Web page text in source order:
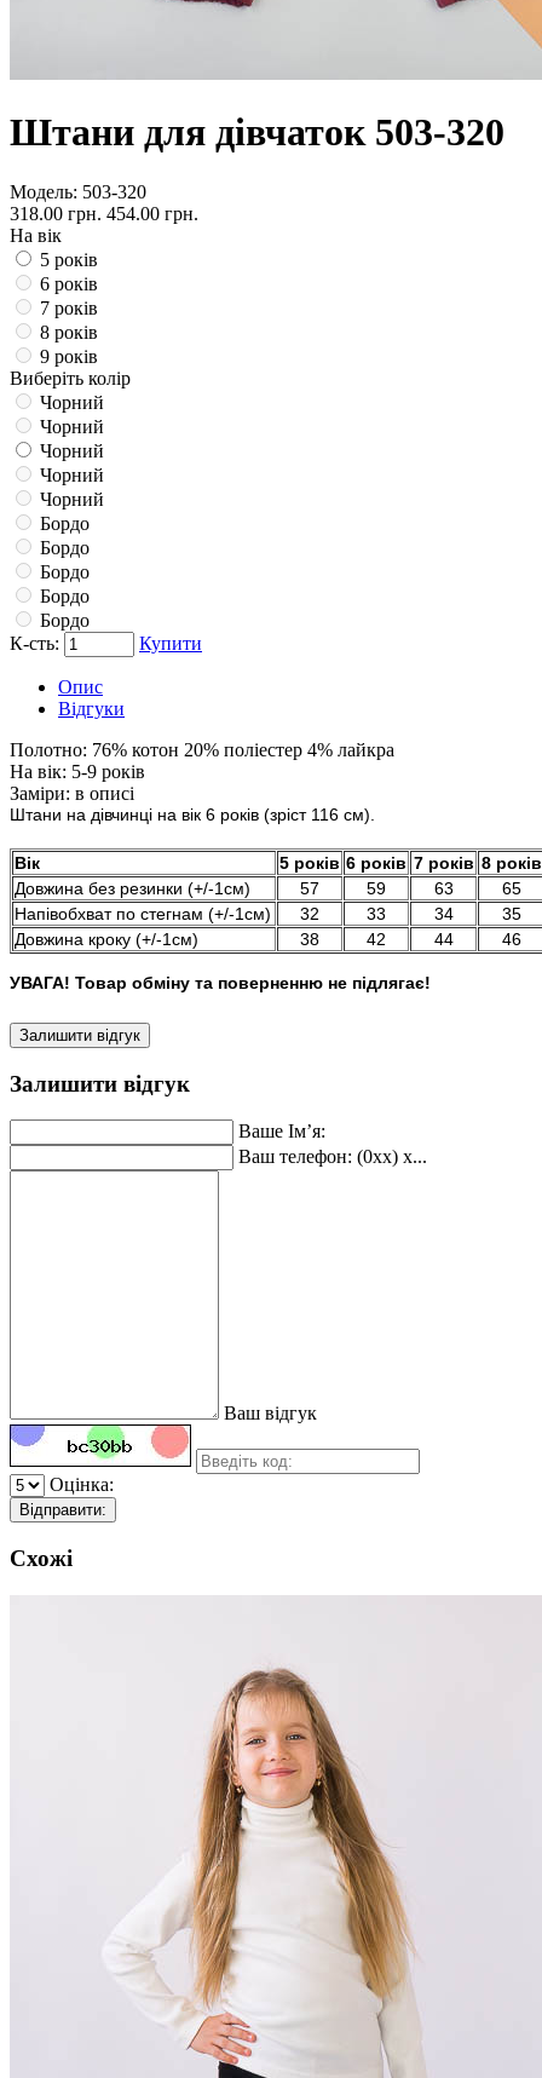
Штани для дівчаток 503-320
Модель: 503-320
318.00 грн. 454.00 грн.
На вік
5 років
6 років
7 років
8 років
9 років
Виберіть колір
Чорний
Чорний
Чорний
Чорний
Чорний
Бордо
Бордо
Бордо
Бордо
Бордо
К-сть:
Купити
Опис
Відгуки
Полотно: 76% котон 20% поліестер 4% лайкра
На вік: 5-9 років
Заміри: в описі
Штани на дівчинці на вік 6 років (зріст 116 см).
Вік 5 років 6 років 7 років 8 років
Довжина без резинки (+/-1см)
57 59 63
65
Напівобхват по стегнам (+/-1см)
32 33 34
35
Довжина кроку (+/-1см)
38 42 44 46
УВАГА! Товар обміну та поверненню не підлягає!
Залишити відгук
Залишити відгук
Ваше Ім’я:
Ваш телефон: (0xx) x...
Ваш відгук
Оцінка:
Відправити:
Схожі